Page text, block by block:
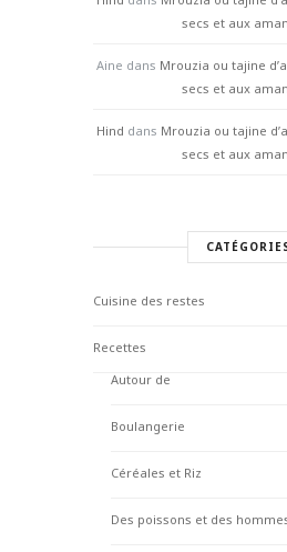
secs et aux
Aine dans Mrouzia ou tajine
secs et aux
Hind dans Mrouzia ou tajine
secs et aux
Cuisine des restes
Recettes
Autour de
Boulangerie
Céréales et Riz
Des poissons et des